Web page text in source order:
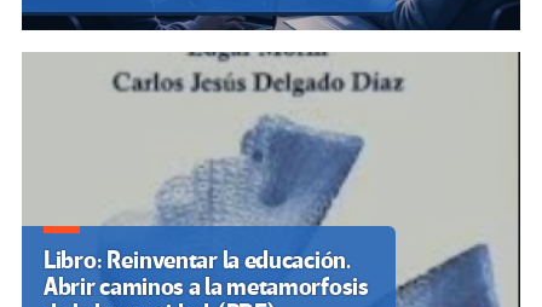
Libro: Reinventar la educación.
Abrir caminos a la metamorfosis